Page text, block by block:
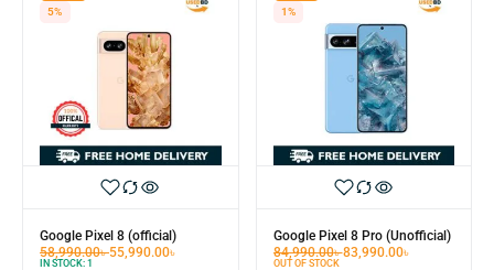
5%
Google Pixel 8 (official)
58,990.00৳55,990.00৳
IN STOCK: 1
1%
Google Pixel 8 Pro (Unofficial)
84,990.00৳83,990.00৳
OUT OF STOCK